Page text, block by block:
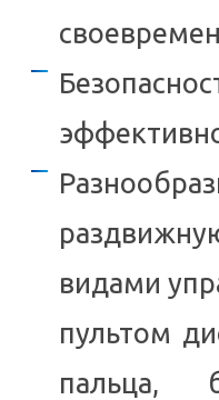
видами
пультом
пальца,